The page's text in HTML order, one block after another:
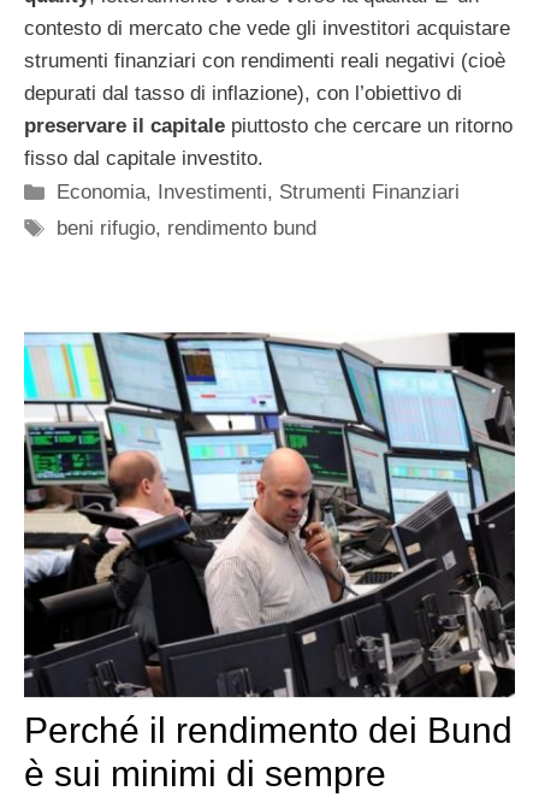
contesto di mercato che vede gli investitori acquistare
strumenti finanziari con rendimenti reali negativi (cioè
depurati dal tasso di inflazione), con l’obiettivo di
preservare il capitale piuttosto che cercare un ritorno
fisso dal capitale investito.
Categorie
Economia, Investimenti, Strumenti Finanziari
Tag
beni rifugio, rendimento bund
Perché il rendimento dei Bund
è sui minimi di sempre